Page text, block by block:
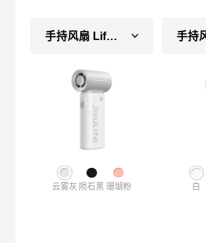
手持风扇 Life9（常规款）
云雾灰 陨石黑 珊瑚粉 白